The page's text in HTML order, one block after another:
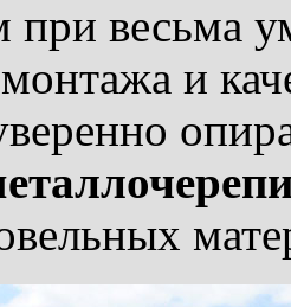
при весьма
и